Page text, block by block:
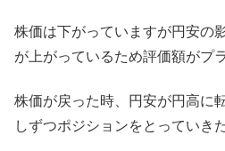
株価は下がっていますが円安の
が上がっているため評価額がプ
株価が戻った時、円安が円高に
しずつポジションをとっていき